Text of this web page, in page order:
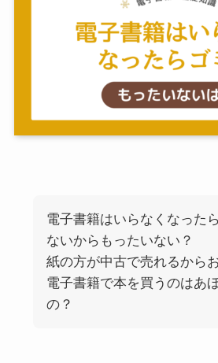
電子書籍はいらなくなった
ないからもったいない？
紙の方が中古で売れるから
電子書籍で本を買うのはあ
の？